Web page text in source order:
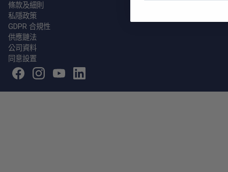
條款及細則
私隱政策
GDPR 合規性
供應鏈法
公司資料
同意設置